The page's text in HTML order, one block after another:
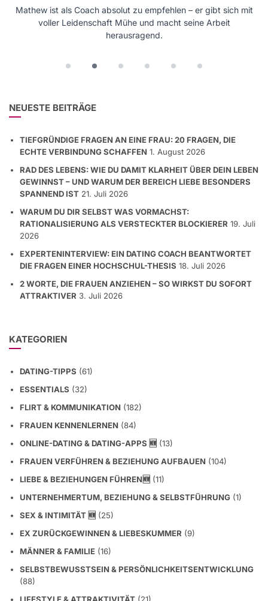
Für Männer, die ihre Persönlichkeit wirklich weiterentwickeln
wollen. Es war das Beste, was ich seit langer Zeit gemacht
habe – eine Erfahrung, die mich spürbar vorangebracht hat.
NEUESTE BEITRÄGE
TIEFGRÜNDIGE FRAGEN AN EINE FRAU: 20 FRAGEN, DIE
ECHTE VERBINDUNG SCHAFFEN 1. August 2026
RAD DES LEBENS: WIE DU DAMIT KLARHEIT ÜBER DEIN LEBEN
GEWINNST – UND WARUM DER BEREICH LIEBE BESONDERS
SPANNEND IST 21. Juli 2026
WARUM DU DIR SELBST WAS VORMACHST:
RATIONALISIERUNG ALS VERSTECKTER BLOCKIERER 19. Juli
2026
EXPERTENINTERVIEW: EIN DATING COACH BEANTWORTET
DIE FRAGEN EINER HOCHSCHUL-THESIS 18. Juli 2026
2 WORTE, DIE FRAUEN ANZIEHEN – SO WIRKST DU SOFORT
ATTRAKTIVER 3. Juli 2026
KATEGORIEN
DATING-TIPPS (61)
ESSENTIALS (32)
FLIRT & KOMMUNIKATION (182)
FRAUEN KENNENLERNEN (84)
ONLINE-DATING & DATING-APPS 🆕 (13)
FRAUEN VERFÜHREN & BEZIEHUNG AUFBAUEN (104)
LIEBE & BEZIEHUNGEN FÜHREN🆕 (11)
UNTERNEHMERTUM, BEZIEHUNG & SELBSTFÜHRUNG (1)
SEX & INTIMITÄT 🆕 (25)
EX ZURÜCKGEWINNEN & LIEBESKUMMER (9)
MÄNNER & FAMILIE (16)
SELBSTBEWUSSTSEIN & PERSÖNLICHKEITSENTWICKLUNG
(88)